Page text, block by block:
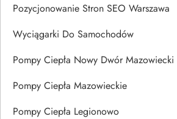
Pozycjonowanie Stron SEO Warszawa
Wyciągarki Do Samochodów
Pompy Ciepła Nowy Dwór Mazowiecki
Pompy Ciepła Mazowieckie
Pompy Ciepła Legionowo